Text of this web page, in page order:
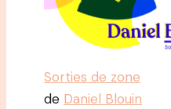
Sorties de zone
de Daniel Blouin